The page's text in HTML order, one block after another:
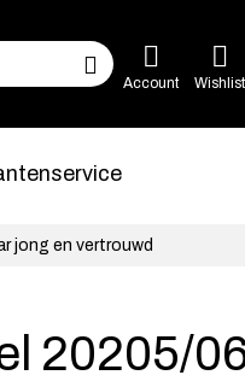
Account Wishlist
jong en vertrouwd
20205/